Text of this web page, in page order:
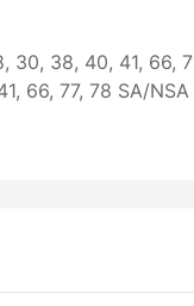
30, 38, 40, 41, 66,
66, 77, 78 SA/